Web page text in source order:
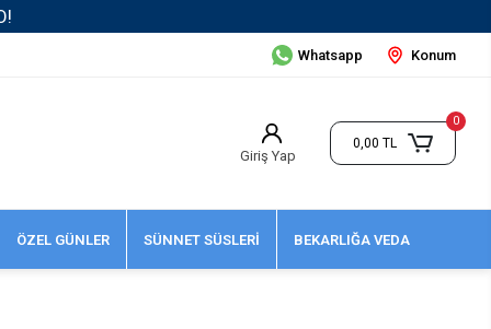
Whatsapp Konum
Giriş Yap
0
0,00 TL
ÖZEL GÜNLER SÜNNET SÜSLERİ BEKARLIĞA VEDA